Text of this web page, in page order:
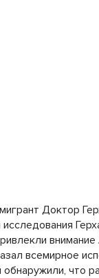
Доктор
всемирное
что